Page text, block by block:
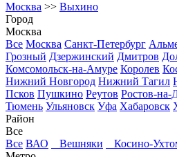
Москва >> Выхино
Город
Москва
Все Москва Санкт-Петербург
Грозный Дзержинский Дмитров
Комсомольск-на-Амуре Королев
Нижний Новгород Нижний Тагил
Псков Пушкино Реутов Ростов-на-
Тюмень Ульяновск Уфа Хабаровск
Район
Все
Все ВАО Вешняки
Косино-